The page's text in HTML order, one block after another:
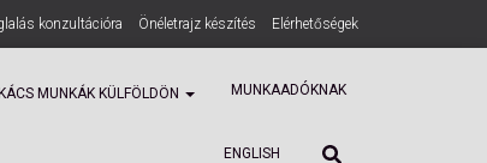
konzultációra Önéletrajz készítés Elérhetőségek
MUNKÁK KÜLFÖLDÖN MUNKAADÓKNAK
ENGLISH